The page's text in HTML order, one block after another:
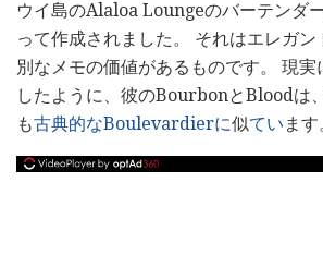
ウイ島のAlaloa Loungeのバーテンダ
って作成されました。 それはエレガ
別なメモの価値があるものです。 現
したように、彼のBourbonとBloodは
も古典的なBoulevardierに似てい ます